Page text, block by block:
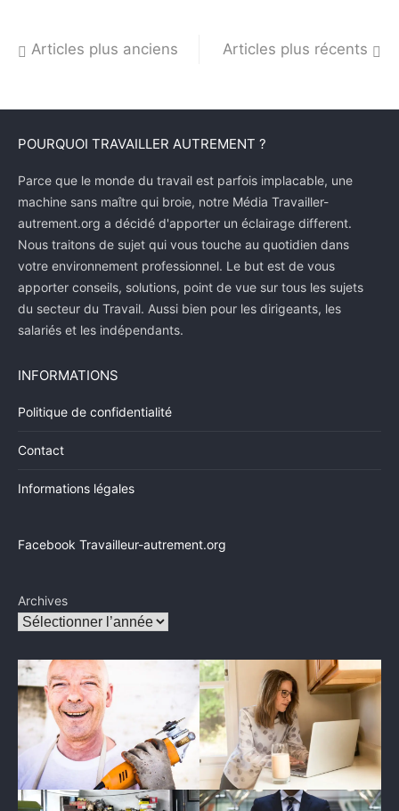
Navigation
Articles plus anciens Articles plus récents
POURQUOI TRAVAILLER AUTREMENT ?
Parce que le monde du travail est parfois implacable, une
machine sans maître qui broie, notre Média Travailler-
autrement.org a décidé d'apporter un éclairage different.
Nous traitons de sujet qui vous touche au quotidien dans
votre environnement professionnel. Le but est de vous
apporter conseils, solutions, point de vue sur tous les sujets
du secteur du Travail. Aussi bien pour les dirigeants, les
salariés et les indépendants.
INFORMATIONS
Politique de confidentialité
Contact
Informations légales
Facebook Travailleur-autrement.org
Archives